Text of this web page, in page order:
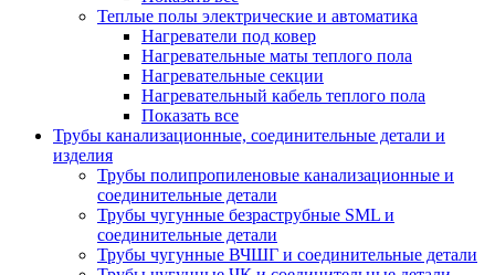
Теплые полы электрические и автоматика
Нагреватели под ковер
Нагревательные маты теплого пола
Нагревательные секции
Нагревательный кабель теплого пола
Показать все
Трубы канализационные, соединительные детали и
изделия
Трубы полипропиленовые канализационные и
соединительные детали
Трубы чугунные безраструбные SML и
соединительные детали
Трубы чугунные ВЧШГ и соединительные детали